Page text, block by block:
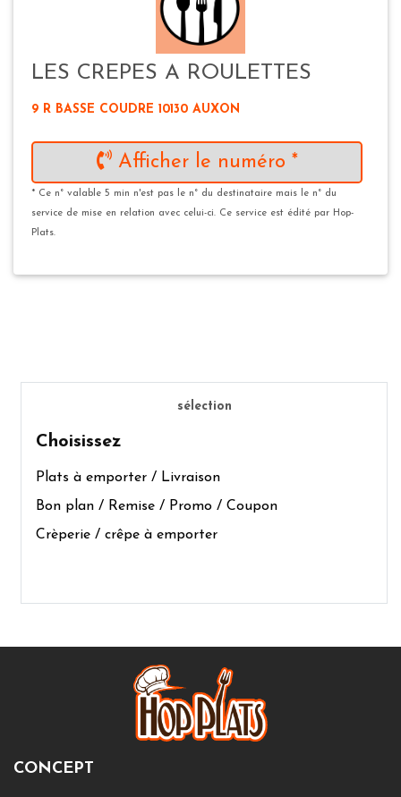
LES CREPES A ROULETTES
9 R BASSE COUDRE 10130 AUXON
Afficher le numéro *
* Ce n° valable 5 min n'est pas le n° du destinataire mais le n° du
service de mise en relation avec celui-ci. Ce service est édité par Hop-
Plats.
sélection
Choisissez
Plats à emporter / Livraison
Bon plan / Remise / Promo / Coupon
Crèperie / crêpe à emporter
CONCEPT